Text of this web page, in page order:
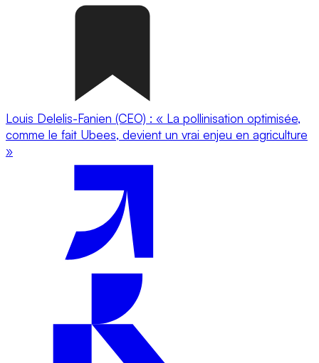
Louis Delelis-Fanien (CEO) : « La pollinisation optimisée,
comme le fait Ubees, devient un vrai enjeu en agriculture
»